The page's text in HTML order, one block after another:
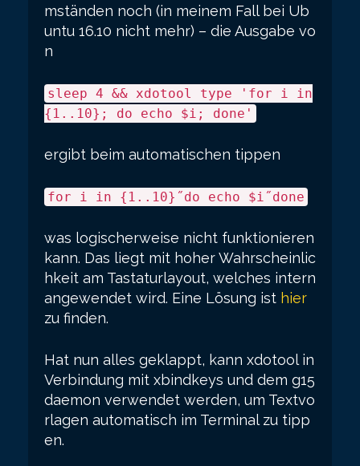
mständen noch (in meinem Fall bei Ub
untu 16.10 nicht mehr) – die Ausgabe vo
n
sleep 4 && xdotool type 'for i in
{1..10}; do echo $i; done'
ergibt beim automatischen tippen
for i in {1..10}˝do echo $i˝done
was logischerweise nicht funktionieren
kann. Das liegt mit hoher Wahrscheinlic
hkeit am Tastaturlayout, welches intern
angewendet wird. Eine Lösung ist hier
zu finden.
Hat nun alles geklappt, kann xdotool in
Verbindung mit xbindkeys und dem g15
daemon verwendet werden, um Textvo
rlagen automatisch im Terminal zu tipp
en.